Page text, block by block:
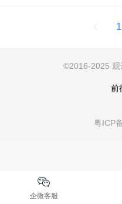
1
©2016-2025 观
前
粤ICP
企微客服